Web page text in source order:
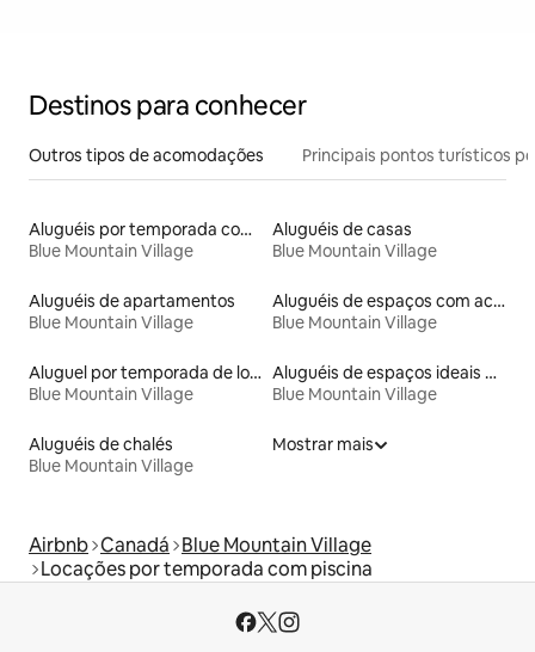
Destinos para conhecer
Outros tipos de acomodações Principais pontos turísticos
Aluguéis por temporada com acesso ao lago
Blue Mountain Village
Aluguéis de casas
Blue Mountain Village
Aluguéis de apartamentos
Blue Mountain Village
Aluguéis de espaços com acesso direto a pistas de esqui
Blue Mountain Village
Aluguel por temporada de lofts
Blue Mountain Village
Aluguéis de espaços ideais para famílias
Blue Mountain Village
Aluguéis de chalés
Blue Mountain Village
Mostrar mais
Airbnb Canadá Blue Mountain Village
Locações por temporada com piscina